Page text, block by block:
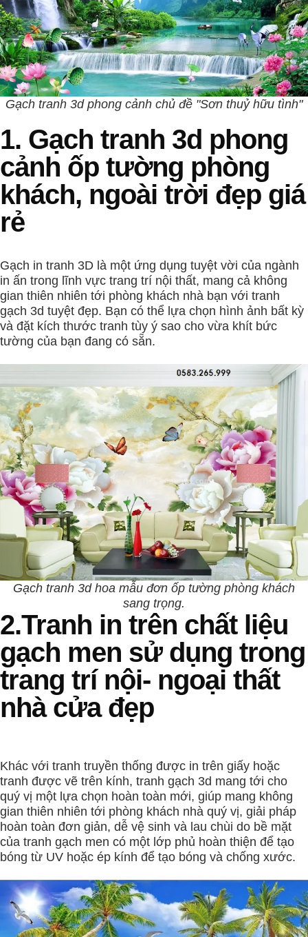
Gạch tranh 3d phong cảnh chủ đề "Sơn thuỷ hữu tình"
1. Gạch tranh 3d phong
cảnh ốp tường phòng
khách, ngoài trời đẹp giá
rẻ
Gạch in tranh 3D là một ứng dụng tuyệt vời của ngành
in ấn trong lĩnh vực trang trí nội thất, mang cả không
gian thiên nhiên tới phòng khách nhà bạn với tranh
gạch 3d tuyệt đẹp. Bạn có thể lựa chọn hình ảnh bất kỳ
và đặt kích thước tranh tùy ý sao cho vừa khít bức
tường của bạn đang có sẵn.
Gạch tranh 3d hoa mẫu đơn ốp tường phòng khách
sang trọng.
2.Tranh in trên chất liệu
gạch men sử dụng trong
trang trí nội- ngoại thất
nhà cửa đẹp
Khác với tranh truyền thống được in trên giấy hoặc
tranh được vẽ trên kính, tranh gạch 3d mang tới cho
quý vị một lựa chọn hoàn toàn mới, giúp mang không
gian thiên nhiên tới phòng khách nhà quý vị, giải pháp
hoàn toàn đơn giản, dễ vệ sinh và lau chùi do bề mặt
của tranh gạch men có một lớp phủ hoàn thiện để tạo
bóng từ UV hoặc ép kính để tạo bóng và chống xước.